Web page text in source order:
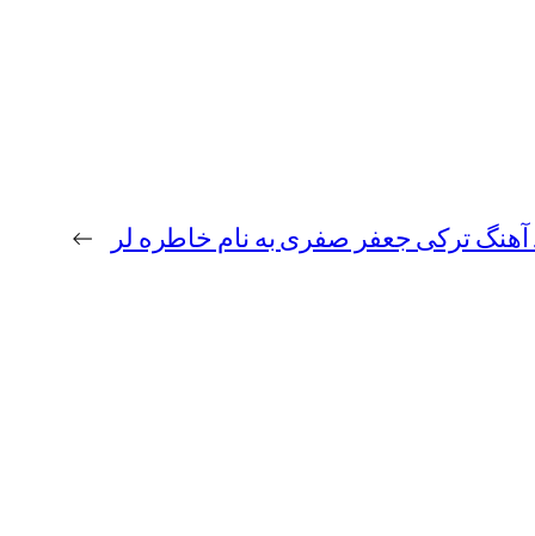
آهنگ ترکی جعفر صفری به نام خاطره لر →